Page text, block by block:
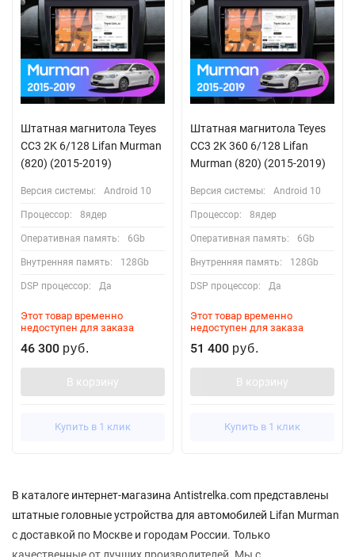
Штатная магнитола Teyes
CC3 2K 6/128 Lifan Murman
(820) (2015-2019)
Версия системы: Android 10
Процессор: 8ядер
Оперативная память: 6Gb
Внутренняя память: 128Gb
DSP процессор: Да
Этот товар временно
недоступен для заказа
46 300 руб.
В корзину
Купить в 1 клик
Штатная магнитола Teyes
CC3 2K 360 6/128 Lifan
Murman (820) (2015-2019)
Версия системы: Android 10
Процессор: 8ядер
Оперативная память: 6Gb
Внутренняя память: 128Gb
DSP процессор: Да
Этот товар временно
недоступен для заказа
51 400 руб.
В корзину
Купить в 1 клик
В каталоге интернет-магазина Antistrelka.com представлены
штатные головные устройства для автомобилей Lifan Murman
с доставкой по Москве и городам России. Только